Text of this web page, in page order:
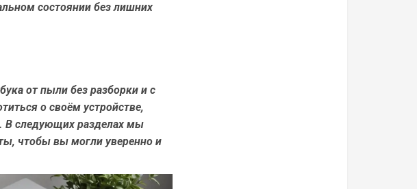
состоянии без лишних
от пыли без разборки и с
о своём устройстве,
В следующих разделах мы
чтобы вы могли уверенно и